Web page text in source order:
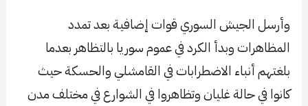
وأرسل الجيش السوري قوات إضافية بعد تمدد
المظاهرات وبدأ الكرد في عموم سوريا بالتظاهر بعدما
بلغتهم أنباء الاضطرابات في القامشلي والحسكة حيث
كانوا في حالة غليان وتظاهروا في الشوارع في مختلف مدن